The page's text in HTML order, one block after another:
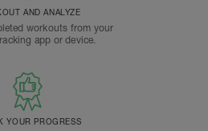
AND ANALYZE
workouts from your
app or device.
YOUR PROGRESS